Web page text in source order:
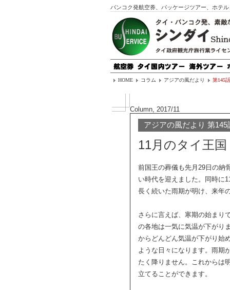
バンコク発航空券、パッケージツアー、ホテ
HOME コラム アジアの風だより 第145
Column, 2017/11
アジアの風だより 第145
11月のタイ王国
前国王の葬儀も先月29日の納
い時代を迎えました。同時に
長く続いた雨期が明け、来年
さらに言えば、寒期の始まり
の各地は一気に気温が下がり
からどんどん気温が下がり始
ような日々になります。雨期
たく降りません。これからは
立てることができます。